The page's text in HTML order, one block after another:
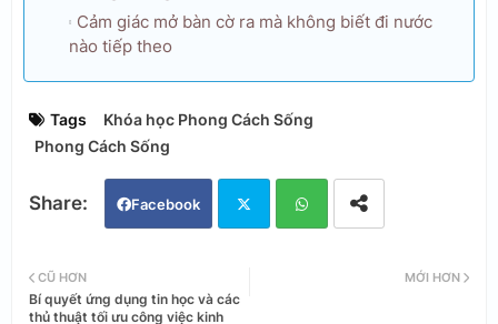
Cảm giác mở bàn cờ ra mà không biết đi nước
nào tiếp theo
Tags
Khóa học Phong Cách Sống
Phong Cách Sống
Facebook
tter
MỚI HƠN
CŨ HƠN
Bí quyết ứng dụng tin học và các
thủ thuật tối ưu công việc kinh